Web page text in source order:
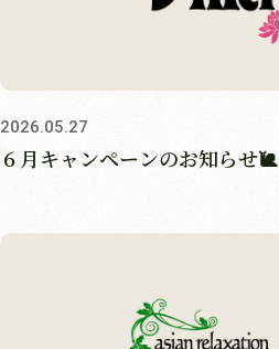
2026.05.27
６月キャンペーンのお知らせ🐌